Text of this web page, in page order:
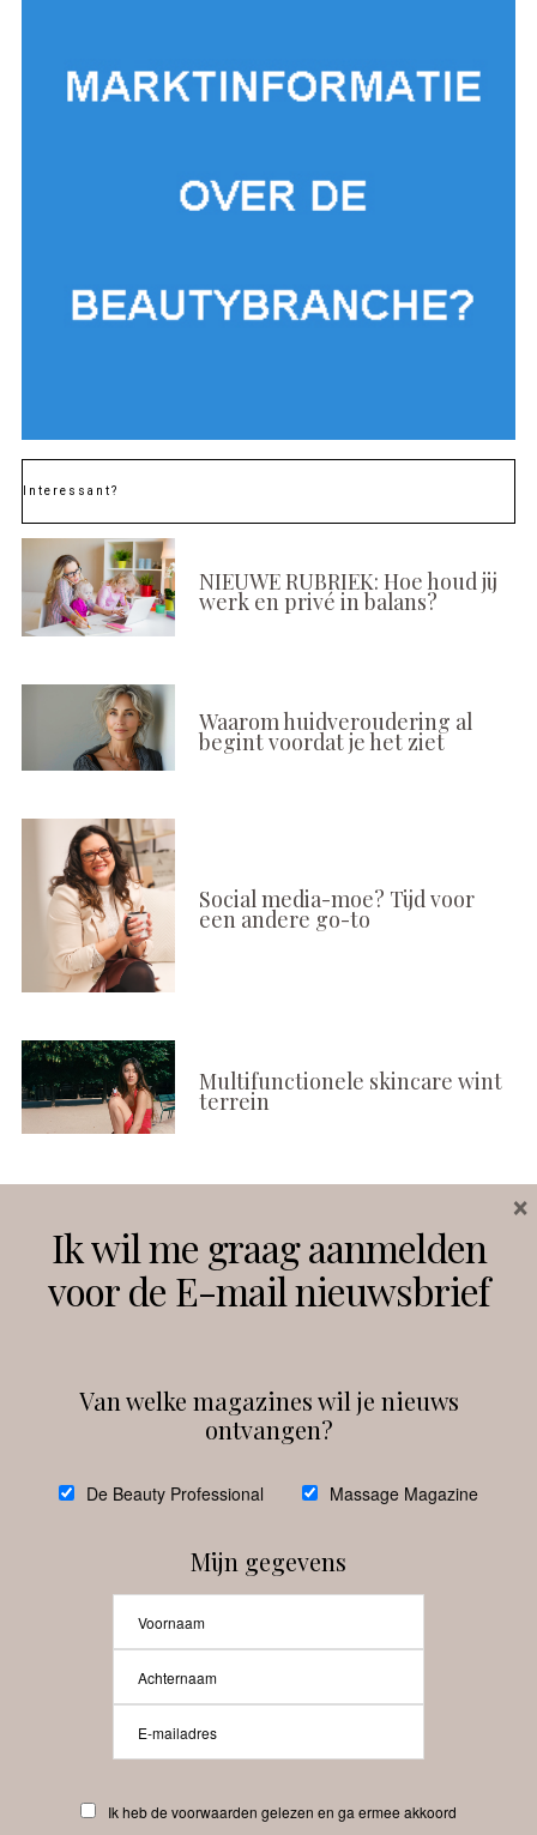
Interessant?
NIEUWE RUBRIEK: Hoe houd jij
werk en privé in balans?
Waarom huidveroudering al
begint voordat je het ziet
Social media-moe? Tijd voor
een andere go-to
Multifunctionele skincare wint
terrein
Instagram Facebook
debeautyprofessional
Beauty-Pro.nl
Ik wil me graag aanmelden
voor de E-mail nieuwsbrief
Van welke magazines wil je nieuws
ontvangen?
De Beauty Professional Massage Magazine
Mijn gegevens
Ik heb de voorwaarden gelezen en ga ermee akkoord
×